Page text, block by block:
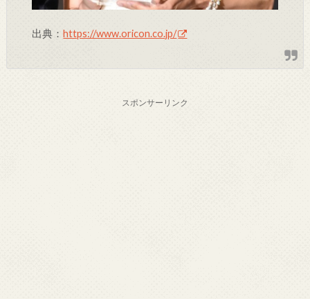
出典：https://www.oricon.co.jp/
スポンサーリンク